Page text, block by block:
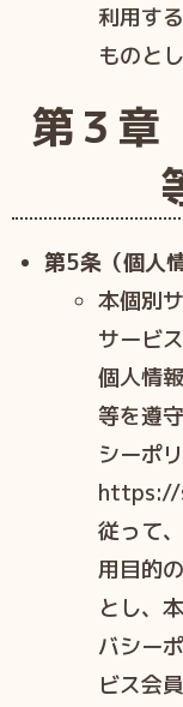
利用す
ものと
第３
第5条（個人
本個別
サービ
個人情
等を遵
シーポ
https://
従って
用目的
とし、
バシー
ビス会